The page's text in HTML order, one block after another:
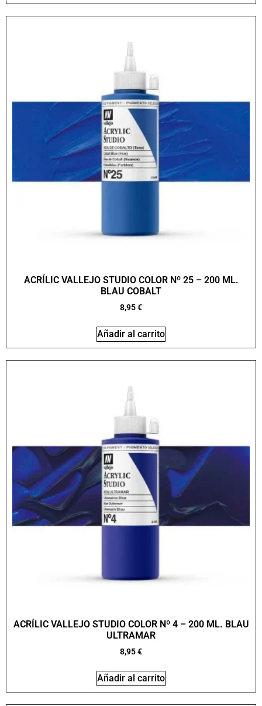
ACRÍLIC VALLEJO STUDIO COLOR Nº 25 – 200 ML.
BLAU COBALT
8,95€
Añadir al carrito
ACRÍLIC VALLEJO STUDIO COLOR Nº 4 – 200 ML. BLAU
ULTRAMAR
8,95€
Añadir al carrito